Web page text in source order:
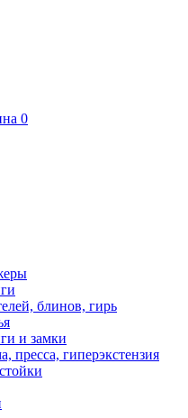
0
блинов, гирь
и замки
пресса, гиперэкстензия